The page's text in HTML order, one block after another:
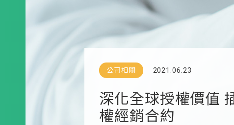
公司相關 2021.06.23
深化全球授權價值
權經銷合約